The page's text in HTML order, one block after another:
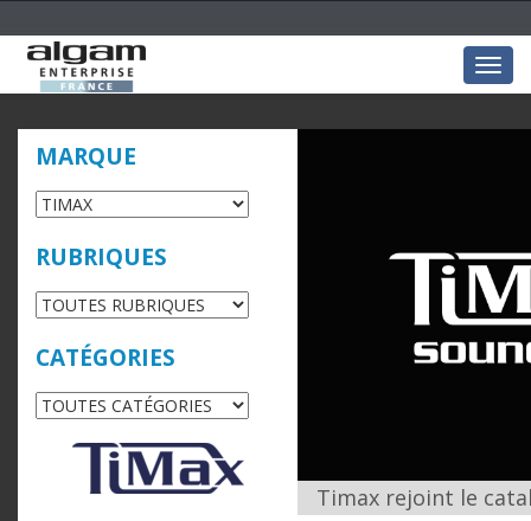
MARQUE
RUBRIQUES
CATÉGORIES
Timax rejoint le